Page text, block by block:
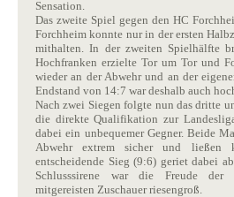
Sensation.
Das zweite Spiel gegen den HC
Forchheim konnte nur in der ersten
mithalten. In der zweiten Spielhälfte
Hochfranken erzielte Tor um Tor und
wieder an der Abwehr und an der
Endstand von 14:7 war deshalb auch
Nach zwei Siegen folgte nun das dritte
die direkte Qualifikation zur
dabei ein unbequemer Gegner. Beide
Abwehr extrem sicher und ließen
entscheidende Sieg (9:6) geriet dabei
Schlusssirene war die Freude der
mitgereisten Zuschauer riesengroß.